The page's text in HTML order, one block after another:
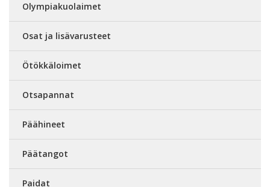
Olympiakuolaimet
Osat ja lisävarusteet
Ötökkäloimet
Otsapannat
Päähineet
Päätangot
Paidat